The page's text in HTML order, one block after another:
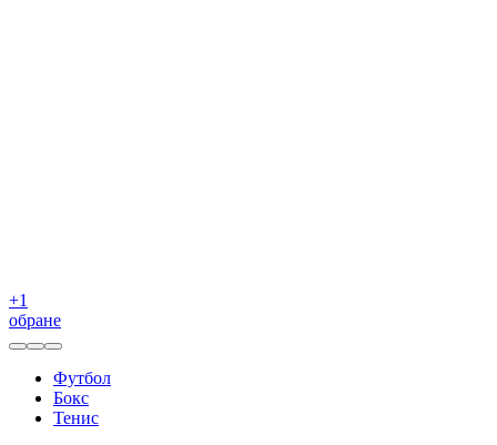
+1
обране
Футбол
Бокс
Тенис